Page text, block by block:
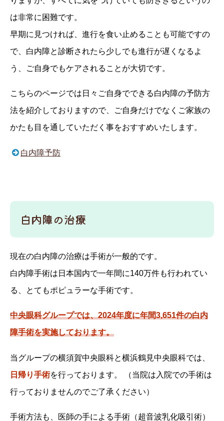
は非常に困難です。
早期に見つければ、進行を食い止めることも可能ですの
で、白内障と診断されたら少しでも進行が遅くなるよ
う、ご自身でもケアされることが大切です。
こちらのページでは日々ご自身でできる白内障の予防方
法を紹介しておりますので、ご自身だけでなくご家族の
かたも目を通していただく事をおすすめいたします。
白内障予防
白内障の治療
現在の白内障の治療は手術が一般的です。
白内障手術は日本国内で一年間に140万件も行われてい
る、とてもポピュラーな手術です。
中央眼科グループでは、2024年度に年間3,651件の白内
障手術を実施しております。
当グループの横須賀中央眼科と横浜鶴見中央眼科では、
日帰り手術を行っております。 （当院は入院での手術は
行っておりませんのでご了承ください）
手術方法も、医師の手による手術（超音波乳化吸引術）